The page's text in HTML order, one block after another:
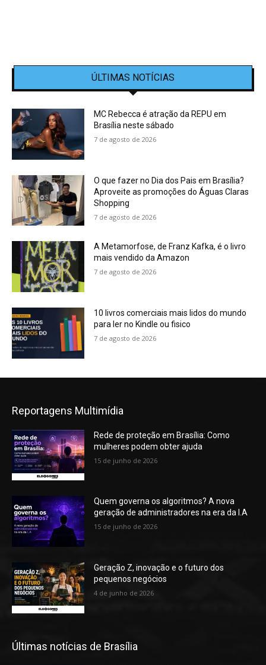
ÚLTIMAS NOTÍCIAS
MC Rebecca é atração da REPU em
Brasília neste sábado
7 de agosto de 2026
O que fazer no Dia dos Pais em Brasília?
Aproveite as promoções do Águas Claras
Shopping
7 de agosto de 2026
A Metamorfose, de Franz Kafka, é o livro
mais vendido da Amazon
7 de agosto de 2026
10 livros comerciais mais lidos do mundo
para ler no Kindle ou fisico
7 de agosto de 2026
Reportagens Multimídia
Rede de proteção em Brasília: Como
mulheres podem obter ajuda
15 de junho de 2026
Quem governa os algoritmos? A nova
geração de administradores na era da I.A
15 de junho de 2026
Geração Z, inovação e o futuro dos
pequenos negócios
4 de junho de 2026
Últimas notícias de Brasília